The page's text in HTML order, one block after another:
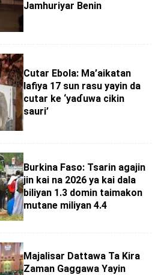
Jamhuriyar Benin
Cutar Ebola: Ma’aikatan
lafiya 17 sun rasu yayin da
cutar ke ‘yaɗuwa cikin
sauri’
Burkina Faso: Tsarin agajin
jin kai na 2026 ya kai dala
biliyan 1.3 domin taimakon
mutane miliyan 4.4
Majalisar Dattawa Ta Kira
Zaman Gaggawa Yayin